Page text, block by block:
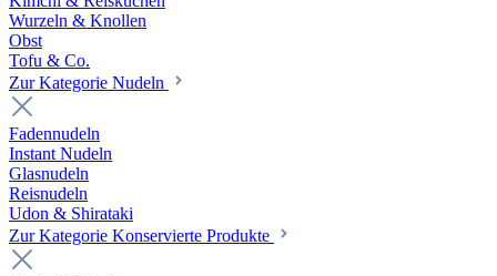
Wurzeln & Knollen
Obst
Tofu & Co.
Zur Kategorie Nudeln
Fadennudeln
Instant Nudeln
Glasnudeln
Reisnudeln
Udon & Shirataki
Zur Kategorie Konservierte Produkte